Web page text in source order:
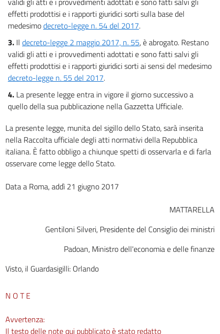
effetti prodottisi e i rapporti giuridici sorti sulla base del
medesimodecreto-legge n. 54 del 2017.
3. Il decreto-legge 2 maggio 2017, n. 55, è abrogato. Restano
validi gli atti e i provvedimenti adottati e sono fatti salvi gli
effetti prodottisi e i rapporti giuridici sorti ai sensi del medesimo
decreto-legge n. 55 del 2017.
4. La presente legge entra in vigore il giorno successivo a
quello della sua pubblicazione nella Gazzetta Ufficiale.
La presente legge, munita del sigillo dello Stato, sarà inserita
nella Raccolta ufficiale degli atti normativi della Repubblica
italiana. È fatto obbligo a chiunque spetti di osservarla e di farla
osservare come legge dello Stato.
Data a Roma, addì 21 giugno 2017
MATTARELLA
Gentiloni Silveri, Presidente del Consiglio dei ministri
Padoan, Ministro dell'economia e delle finanze
Visto, il Guardasigilli: Orlando
N O T E
Avvertenza:
Il testo delle note qui pubblicato è stato redatto